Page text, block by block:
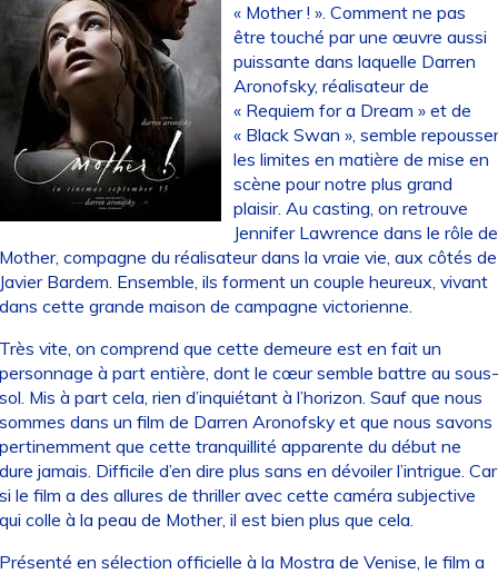
« Mother ! ». Comment ne pas
être touché par une œuvre aussi
puissante dans laquelle Darren
Aronofsky, réalisateur de
« Requiem for a Dream » et de
« Black Swan », semble
les limites en matière de mise en
scène pour notre plus grand
plaisir. Au casting, on retrouve
Jennifer Lawrence dans le rôle de
compagne du réalisateur dans la vraie vie, aux côtés de
Bardem. Ensemble, ils forment un couple heureux, vivant
cette grande maison de campagne victorienne.
vite, on comprend que cette demeure est en fait un
à part entière, dont le cœur semble battre au sous-
Mis à part cela, rien d’inquiétant à l’horizon. Sauf que nous
dans un film de Darren Aronofsky et que nous savons
que cette tranquillité apparente du début ne
jamais. Difficile d’en dire plus sans en dévoiler l’intrigue. Car
le film a des allures de thriller avec cette caméra subjective
colle à la peau de Mother, il est bien plus que cela.
en sélection officielle à la Mostra de Venise, le film a